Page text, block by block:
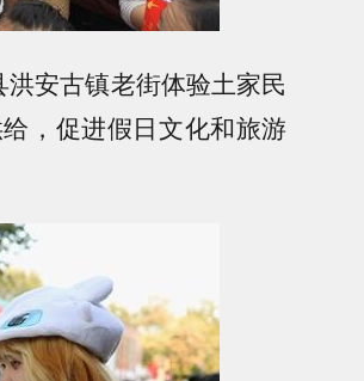
安古镇老街体验土家民
，促进假日文化和旅游